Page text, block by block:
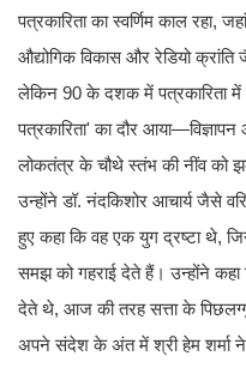
पत्रकारिता का स्वर्णिम काल रहा,
औद्योगिक विकास और रेडियो क्रांति
लेकिन 90 के दशक में पत्रकारिता
पत्रकारिता' का दौर
लोकतंत्र के चौथे स्तंभ की नींव को
उन्होंने डॉ. नंदकिशोर आचार्य जैसे
हुए कहा कि वह एक युग द्रष्टा थे,
समझ को गहराई देते हैं। उन्होंने कहा
देते थे, आज की तरह सत्ता के
अपने संदेश के अंत में श्री हेम शर्मा ने